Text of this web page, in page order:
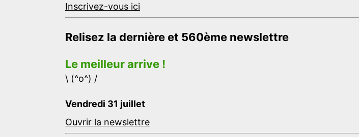
Inscrivez-vous ici
Relisez la dernière et 560ème newslettre
Le meilleur arrive !
\ (^o^) /
Vendredi 31 juillet
Ouvrir la newslettre